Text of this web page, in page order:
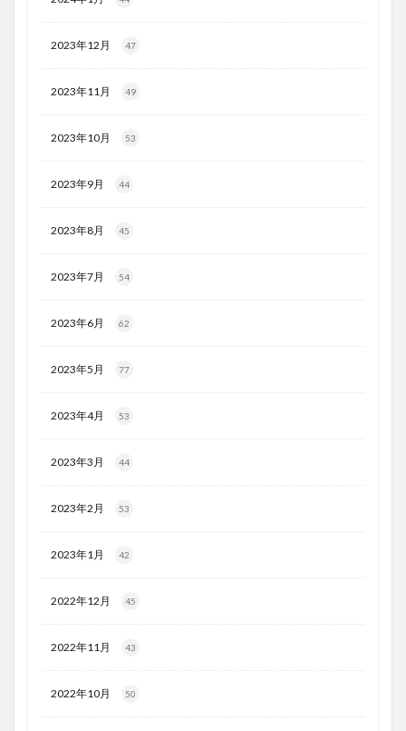
2023年12月 47
2023年11月 49
2023年10月 53
2023年9月 44
2023年8月 45
2023年7月 54
2023年6月 62
2023年5月 77
2023年4月 53
2023年3月 44
2023年2月 53
2023年1月 42
2022年12月 45
2022年11月 43
2022年10月 50